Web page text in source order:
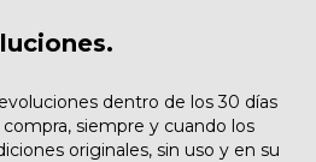
dentro de los 30 días
siempre y cuando los
originales, sin uso y en su